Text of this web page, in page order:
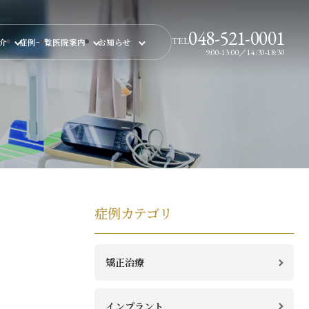
症例一覧医院案内 お知らせ TEL048-521-0001
9:00-13:00／14:30-18:30
症例カテゴリ
矯正治療
インプラント